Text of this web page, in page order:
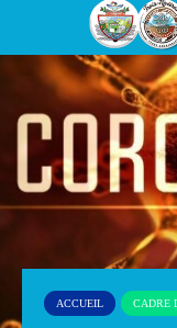
ACCUEIL CADRE